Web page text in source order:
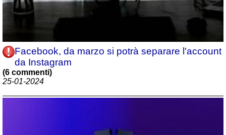
Facebook, da marzo si potrà separare l'account
da Instagram
(6 commenti)
25-01-2024